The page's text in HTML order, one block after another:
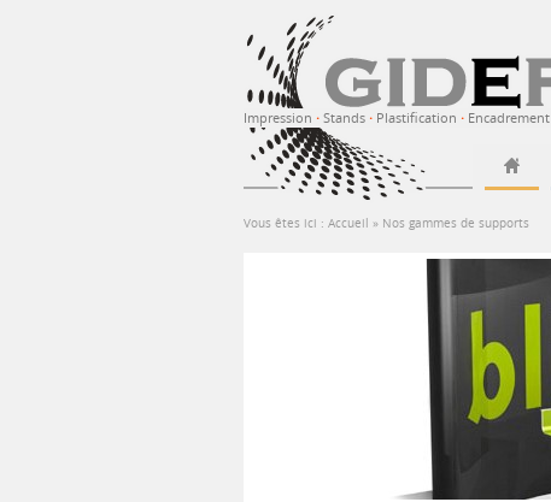
Impression · Stands · Plastification · Encadrement
Vous êtes ici : Accueil » Nos gammes de supports